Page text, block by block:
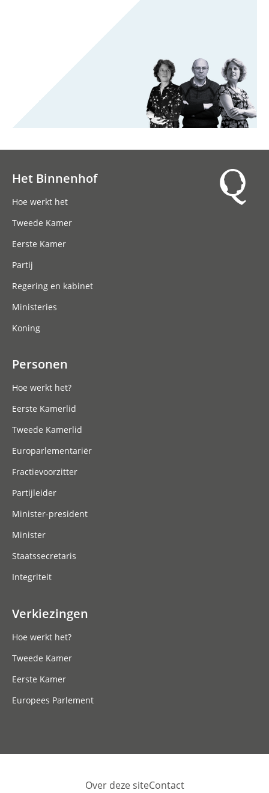
Het Binnenhof
Hoe werkt het
Tweede Kamer
Eerste Kamer
Partij
Regering en kabinet
Ministeries
Koning
Personen
Hoe werkt het?
Eerste Kamerlid
Tweede Kamerlid
Europarlementariër
Fractievoorzitter
Partijleider
Minister-president
Minister
Staatssecretaris
Integriteit
Verkiezingen
Hoe werkt het?
Tweede Kamer
Eerste Kamer
Europees Parlement
Over deze siteContact